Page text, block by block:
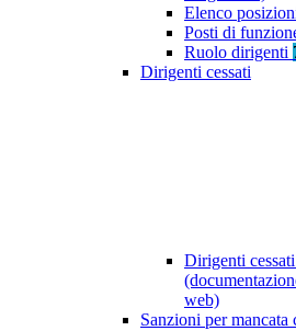
Elenco
Posti di
Ruolo dirigenti
Dirigenti cessati
Dirigenti
web)
Sanzioni per